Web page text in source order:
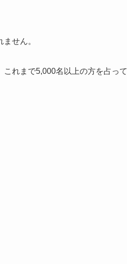
せん。
れまで5,000名以上の方を占って